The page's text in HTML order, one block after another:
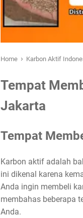
Home › Karbon Aktif
Tempat
Jakarta
Tempat
Karbon aktif adalah
ini dikenal karena
Anda ingin membeli
membahas beberapa
Anda.